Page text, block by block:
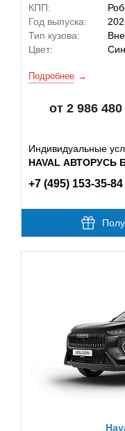
КПП:
Год выпуска:
Тип кузова:
Цвет:
Подробнее
от 2 986 480
Индивидуальные
HAVAL АВТОРУСЬ
+7 (495) 153-35-84